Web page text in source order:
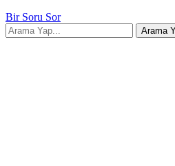
Bir Soru Sor